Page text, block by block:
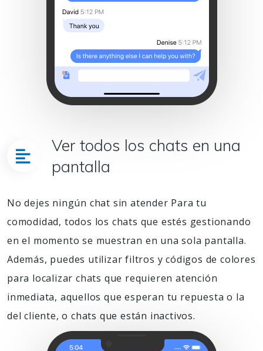
Ver todos los chats en una
pantalla
No dejes ningún chat sin atender Para tu
comodidad, todos los chats que estés gestionando
en el momento se muestran en una sola pantalla.
Además, puedes utilizar filtros y códigos de colores
para localizar chats que requieren atención
inmediata, aquellos que esperan tu repuesta o la
del cliente, o chats que están inactivos.